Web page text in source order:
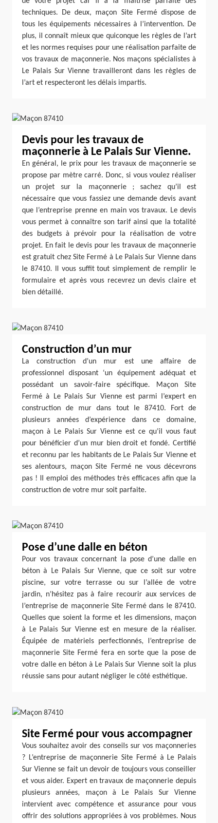
techniques. De deux, maçon Site Fermé dispose de
tous les équipements nécessaires à l’intervention. De
plus, il connaît mieux que quiconque les règles de l’art
et les normes requises pour une réalisation parfaite de
vos travaux de maçonnerie. Nos maçons spécialistes à
Le Palais Sur Vienne travailleront dans les règles de
l’art et respecteront les délais impartis.
Devis pour les travaux de
maçonnerie à Le Palais Sur Vienne.
En général, le prix pour les travaux de maçonnerie se
propose par mètre carré. Donc, si vous voulez réaliser
un projet sur la maçonnerie ; sachez qu’il est
nécessaire que vous fassiez une demande devis avant
que l’entreprise prenne en main vos travaux. Le devis
vous permet à connaître son tarif ainsi que la totalité
des budgets à prévoir pour la réalisation de votre
projet. En fait le devis pour les travaux de maçonnerie
est gratuit chez Site Fermé à Le Palais Sur Vienne dans
le 87410. Il vous suffit tout simplement de remplir le
formulaire et après vous recevrez un devis claire et
bien détaillé.
Construction d’un mur
La construction d’un mur est une affaire de
professionnel disposant ‘un équipement adéquat et
possédant un savoir-faire spécifique. Maçon Site
Fermé à Le Palais Sur Vienne est parmi l’expert en
construction de mur dans tout le 87410. Fort de
plusieurs années d’expérience dans ce domaine,
maçon à Le Palais Sur Vienne est ce qu’il vous faut
pour bénéficier d’un mur bien droit et fondé. Certifié
et reconnu par les habitants de Le Palais Sur Vienne et
ses alentours, maçon Site Fermé ne vous décevrons
pas ! Il emploi des méthodes très efficaces afin que la
construction de votre mur soit parfaite.
Pose d’une dalle en béton
Pour vos travaux concernant la pose d’une dalle en
béton à Le Palais Sur Vienne, que ce soit sur votre
piscine, sur votre terrasse ou sur l’allée de votre
jardin, n’hésitez pas à faire recourir aux services de
l’entreprise de maçonnerie Site Fermé dans le 87410.
Quelles que soient la forme et les dimensions, maçon
à Le Palais Sur Vienne est en mesure de la réaliser.
Équipée de matériels perfectionnés, l’entreprise de
maçonnerie Site Fermé fera en sorte que la pose de
votre dalle en béton à Le Palais Sur Vienne soit la plus
réussie sans pour autant négliger le côté esthétique.
Site Fermé pour vous accompagner
Vous souhaitez avoir des conseils sur vos maçonneries
? L’entreprise de maçonnerie Site Fermé à Le Palais
Sur Vienne se fait un devoir de toujours vous conseiller
et vous aider. Expert en travaux de maçonnerie depuis
plusieurs années, maçon à Le Palais Sur Vienne
intervient avec compétence et assurance pour vous
offrir des solutions appropriées à vos problèmes. Nous